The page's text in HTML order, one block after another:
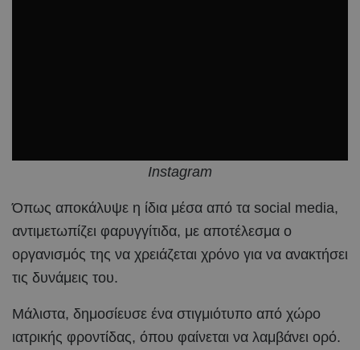
Ιnstagram
Όπως αποκάλυψε η ίδια μέσα από τα social media,
αντιμετωπίζει φαρυγγίτιδα, με αποτέλεσμα ο
οργανισμός της να χρειάζεται χρόνο για να ανακτήσει
τις δυνάμεις του.
Μάλιστα, δημοσίευσε ένα στιγμιότυπο από χώρο
ιατρικής φροντίδας, όπου φαίνεται να λαμβάνει ορό.